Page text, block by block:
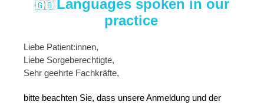
🇬🇧 Languages spoken in our
practice
Liebe Patient:innen,
Liebe Sorgeberechtigte,
Sehr geehrte Fachkräfte,
bitte beachten Sie, dass unsere Anmeldung und der